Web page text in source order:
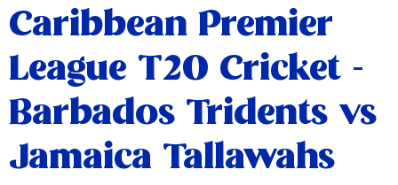
Caribbean Premier
League T20 Cricket -
Barbados Tridents vs
Jamaica Tallawahs